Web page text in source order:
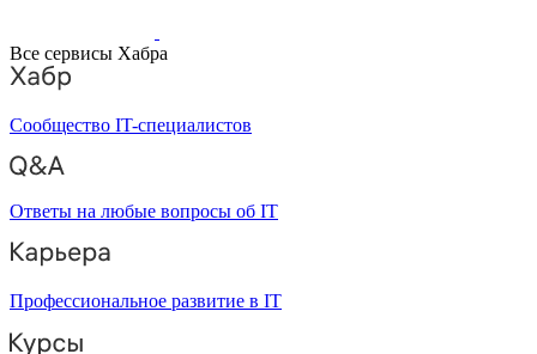
Все сервисы Хабра
Сообщество IT-специалистов
Ответы на любые вопросы об IT
Профессиональное развитие в IT